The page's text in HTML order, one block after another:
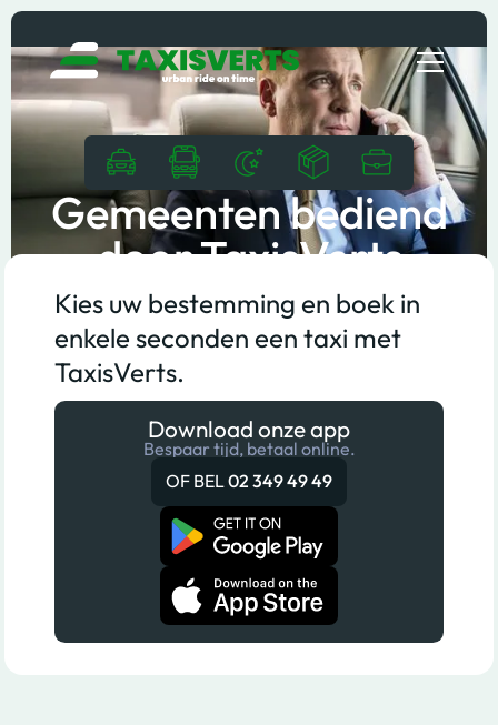
Gemeenten bediend
door TaxisVerts
Kies uw bestemming en boek in
enkele seconden een taxi met
TaxisVerts.
Download onze app
Bespaar tijd, betaal online.
OF BEL02 349 49 49